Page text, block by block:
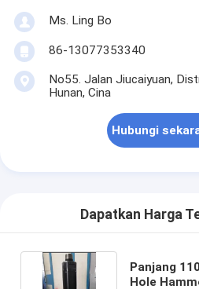
Ms. Ling Bo
86-13077353340
No55. Jalan Jiucaiyuan,
Hunan, Cina
Hubungi
Dapatkan Harga
Panjang
Hole